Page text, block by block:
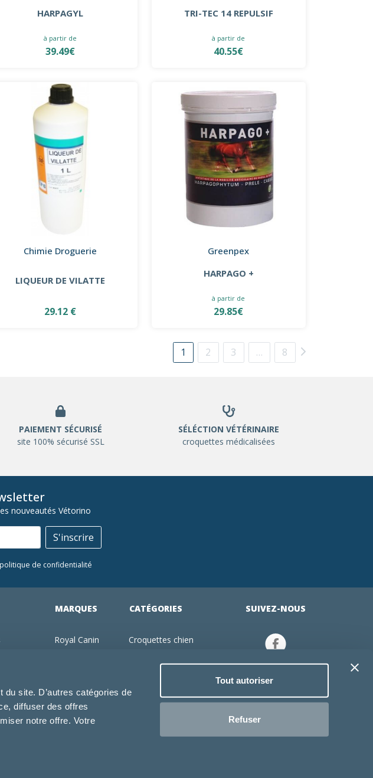
site. D’autres catégories de
diffuser des offres
notre offre. Votre
Tout autoriser
Refuser
HARPAGYL
à partir de
39.49€
TRI-TEC 14 REPULSIF
à partir de
40.55€
Chimie Droguerie
LIQUEUR DE VILATTE
29.12 €
Greenpex
HARPAGO +
à partir de
29.85€
1 2 3 … 8
PAIEMENT SÉCURISÉ
site 100% sécurisé SSL
SÉLÉCTION VÉTÉRINAIRE
croquettes médicalisées
nouveautés Vétorino
S'inscrire
de confidentialité
MARQUES
Royal Canin
Specific
Dechra
Tonivet
CATÉGORIES
Croquettes chien
Jouets chien
Produits vétérinaire chien
Jouets chat
SUIVEZ-NOUS